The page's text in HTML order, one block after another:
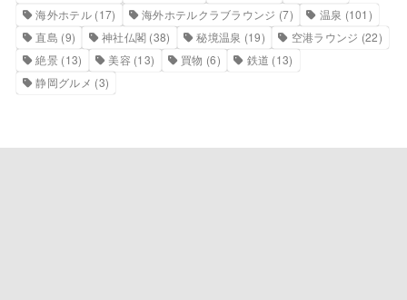
海外ホテル(17) 海外ホテルクラブラウンジ (7) 温泉 (101)
直島 (9) 神社仏閣 (38) 秘境温泉 (19) 空港ラウンジ (22)
絶景 (13) 美容 (13) 買物 (6) 鉄道 (13)
静岡グルメ (3)